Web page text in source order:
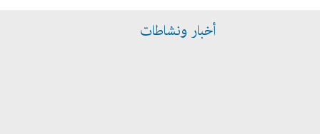
أخبار ونشاطات